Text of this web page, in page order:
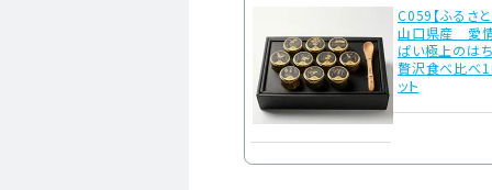
C059【ふるさと
山口県産 愛
ぱい極上のは
贅沢食べ比べ
ット